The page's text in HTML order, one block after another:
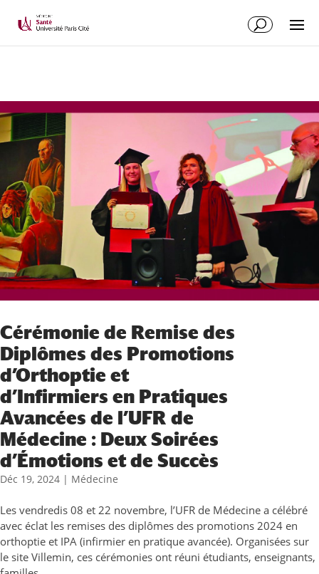
Cérémonie de Remise des
Diplômes des Promotions
d’Orthoptie et
d’Infirmiers en Pratiques
Avancées de l’UFR de
Médecine : Deux Soirées
d’Émotions et de Succès
Déc 19, 2024 | Médecine
Les vendredis 08 et 22 novembre, l’UFR de Médecine a célébré
avec éclat les remises des diplômes des promotions 2024 en
orthoptie et IPA (infirmier en pratique avancée). Organisées sur
le site Villemin, ces cérémonies ont réuni étudiants, enseignants,